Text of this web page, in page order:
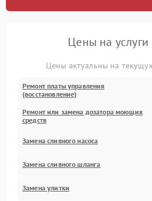
Цены на
Цены актуальны на
Ремонт платы управления
(восстановление)
Ремонт или замена дозатора моющих
средств
Замена сливного насоса
Замена сливного шланга
Замена улитки